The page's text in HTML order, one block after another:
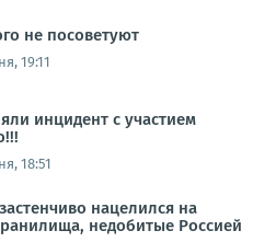
не посоветуют
19:11
инцидент с участием
18:51
нацелился на
недобитые Россией